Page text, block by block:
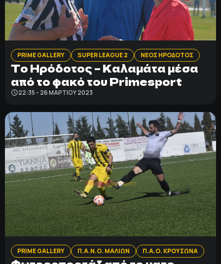
PRIME GALLERY SUPER LEAGUE 2 ΝΕΟΣ ΗΡΟΔΟΤΟΣ
Το Ηρόδοτος – Καλαμάτα μέσα
από το φακό του Primesport
22:35 - 26 ΜΑΡΤΊΟΥ 2023
PRIME GALLERY Π.Α.Ν.Ο. ΜΑΛΙΩΝ Π.Α.Ο. ΚΡΟΥΣΩΝΑ